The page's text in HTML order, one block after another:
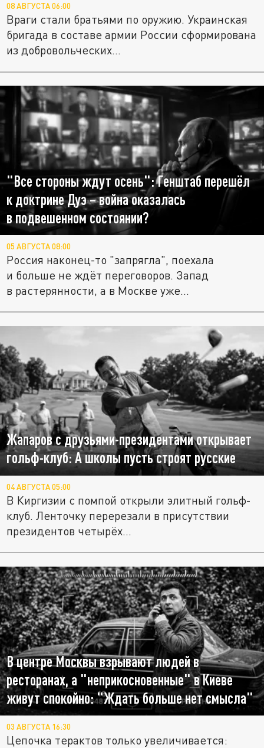
08 АВГУСТА 06:00
Враги стали братьями по оружию. Украинская
бригада в составе армии России сформирована
из добровольческих...
"Все стороны ждут осень": Генштаб перешёл
к доктрине Дуэ – война оказалась
в подвешенном состоянии?
05 АВГУСТА 08:00
Россия наконец-то "запрягла", поехала
и больше не ждёт переговоров. Запад
в растерянности, а в Москве уже...
Жапаров с друзьями-президентами открывает
гольф-клуб: А школы пусть строят русские
04 АВГУСТА 05:00
В Киргизии с помпой открыли элитный гольф-
клуб. Ленточку перерезали в присутствии
президентов четырёх...
В центре Москвы взрывают людей в
ресторанах, а "неприкосновенные" в Киеве
живут спокойно: "Ждать больше нет смысла"
03 АВГУСТА 16:30
Цепочка терактов только увеличивается: